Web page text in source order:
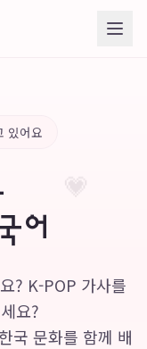
있어요
어
? K-POP 가사를
요?
국 문화를 함께 배